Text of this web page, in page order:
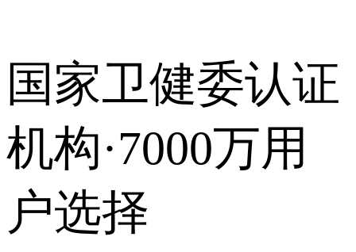
国家卫健委认证
机构·7000万用
户选择